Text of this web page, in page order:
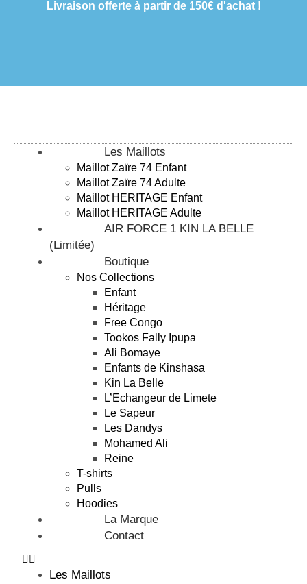
Livraison offerte à partir de 150€ d'achat !
Les Maillots
Maillot Zaïre 74 Enfant
Maillot Zaïre 74 Adulte
Maillot HERITAGE Enfant
Maillot HERITAGE Adulte
AIR FORCE 1 KIN LA BELLE
(Limitée)
Boutique
Nos Collections
Enfant
Héritage
Free Congo
Tookos Fally Ipupa
Ali Bomaye
Enfants de Kinshasa
Kin La Belle
L’Echangeur de Limete
Le Sapeur
Les Dandys
Mohamed Ali
Reine
T-shirts
Pulls
Hoodies
La Marque
Contact
Les Maillots